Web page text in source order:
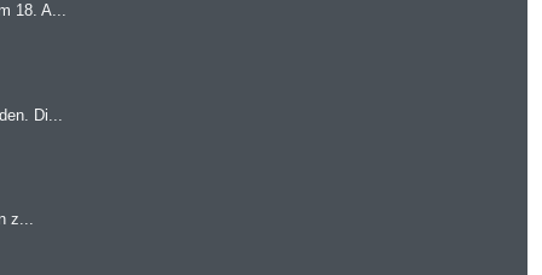
18. A...
Di...
z...